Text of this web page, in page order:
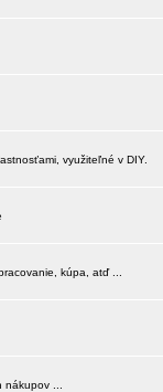
využiteľné v DIY.
kúpa, atď ...
...